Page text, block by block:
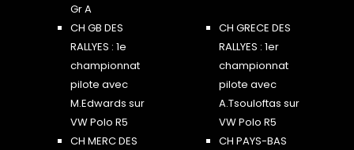
Gr A
CH GB DES
RALLYES : 1e
championnat
pilote avec
M.Edwards sur
VW Polo R5
CH GRECE DES
RALLYES : 1er
championnat
pilote avec
A.Tsouloftas sur
VW Polo R5
CH MERC DES
CH PAYS-BAS